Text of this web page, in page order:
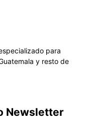
para
y resto de
Newsletter